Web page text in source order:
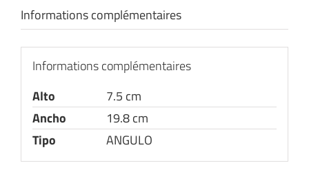
Informations complémentaires
Informations complémentaires
Alto
7.5 cm
Ancho
19.8 cm
Tipo
ANGULO